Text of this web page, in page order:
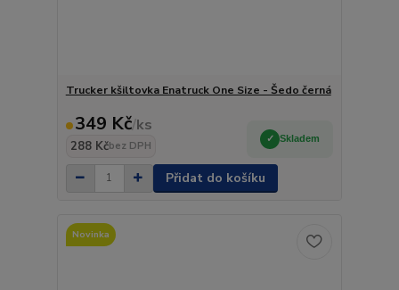
Trucker kšiltovka Enatruck One Size - Šedo černá
349 Kč/ks
288 Kčbez DPH
Skladem
Přidat do košíku
Novinka